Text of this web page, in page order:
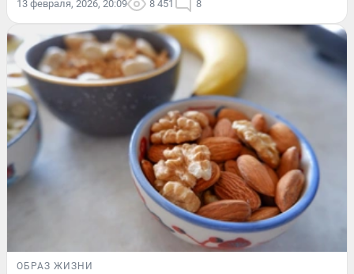
13 февраля, 2026, 20:09 8 451 8
ОБРАЗ ЖИЗНИ